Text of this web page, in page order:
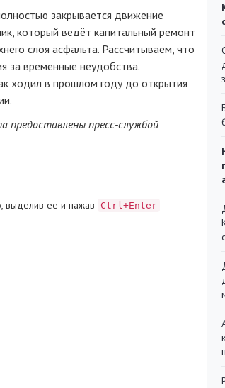
закрывается движение
который ведёт капитальный ремонт
слоя асфальта. Рассчитываем, что
за временные неудобства.
ходил в прошлом году до открытия
предоставлены пресс-службой
ее и нажав Ctrl+Enter